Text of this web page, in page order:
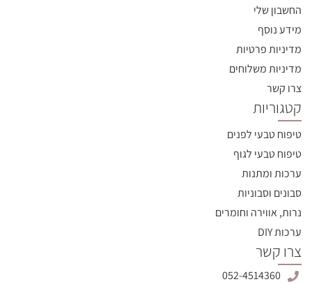
החשבון שלי
מידע נוסף
מדיניות פרטיות
מדיניות משלוחים
צרו קשר
קטגוריות
טיפוח טבעי לפנים
טיפוח טבעי לגוף
ערכות ומתנות
סבונים וסבוניות
נרות, אווירה וחומרים
ערכות DIY
צרו קשר
052-4514360